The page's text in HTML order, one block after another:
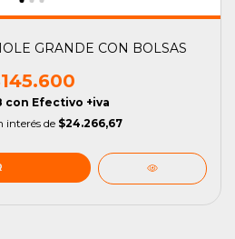
GRANDE CON BOLSAS
con Efectivo +iva
interés de $24.266,67